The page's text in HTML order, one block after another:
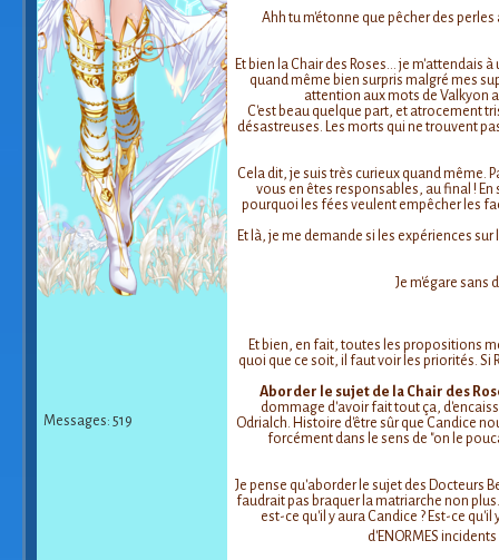
Messages: 519
Ahh tu m'étonne que pêcher des
Et bien la Chair des Roses... je m'attendais
quand même bien surpris malgré mes
attention aux mots de Valkyon
C'est beau quelque part, et atrocement
désastreuses. Les morts qui ne trouvent
Cela dit, je suis très curieux quand même.
vous en êtes responsables, au final !
pourquoi les fées veulent empêcher les
Et là, je me demande si les expériences
Je m'égare sans
Et bien, en fait, toutes les propositions
quoi que ce soit, il faut voir les priorités. Si
Aborder le sujet de la Chair des
dommage d'avoir fait tout ça,
Odrialch. Histoire d'être sûr que Candice
forcément dans le sens de "on le
Je pense qu'aborder le sujet des Docteurs
faudrait pas braquer la matriarche non
est-ce qu'il y aura Candice ? Est-ce
d'ENORMES